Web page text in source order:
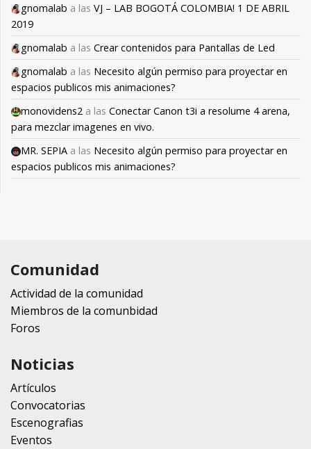
gnomalab a las VJ – LAB BOGOTÁ COLOMBIA! 1 DE ABRIL
2019
gnomalab a las Crear contenidos para Pantallas de Led
gnomalab a las Necesito algún permiso para proyectar en
espacios publicos mis animaciones?
monovidens2 a las Conectar Canon t3i a resolume 4 arena,
para mezclar imagenes en vivo.
MR. SEPIA a las Necesito algún permiso para proyectar en
espacios publicos mis animaciones?
Comunidad
Actividad de la comunidad
Miembros de la comunbidad
Foros
Noticias
Artículos
Convocatorias
Escenografias
Eventos